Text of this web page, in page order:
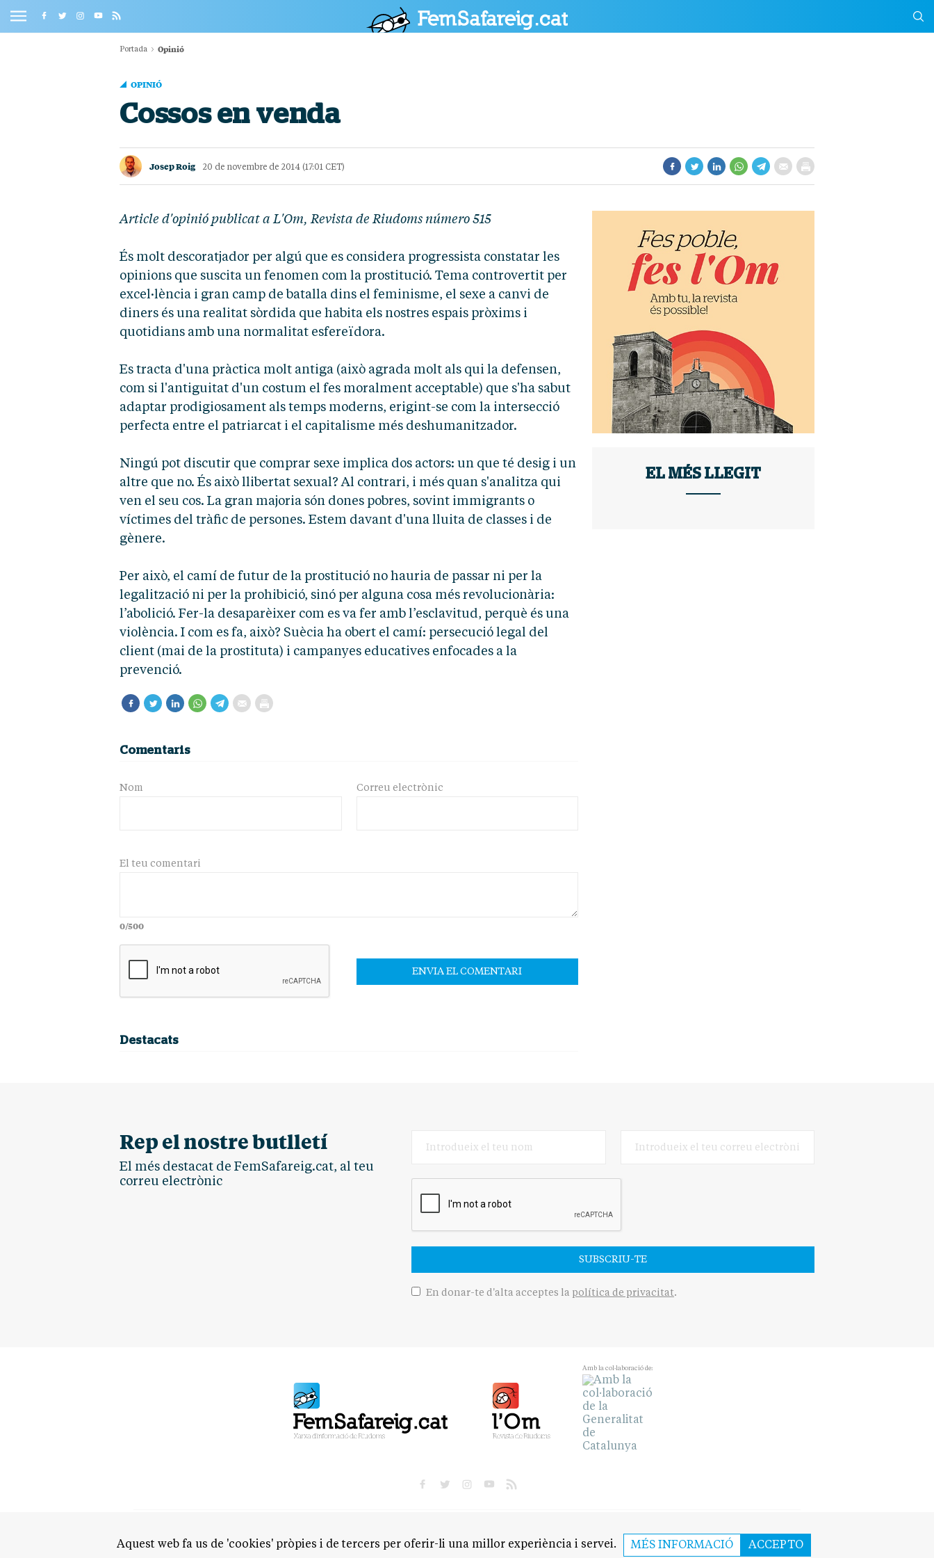
Portada Opinió
OPINIÓ
Cossos en venda
Josep Roig 20 de novembre de 2014 (17:01 CET)
Article d'opinió publicat a L'Om, Revista de Riudoms número 515
És molt descoratjador per algú que es considera progressista constatar les
opinions que suscita un fenomen com la prostitució. Tema controvertit per
excel·lència i gran camp de batalla dins el feminisme, el sexe a canvi de
diners és una realitat sòrdida que habita els nostres espais pròxims i
quotidians amb una normalitat esfereïdora.
Es tracta d'una pràctica molt antiga (això agrada molt als qui la defensen,
com si l'antiguitat d'un costum el fes moralment acceptable) que s'ha sabut
adaptar prodigiosament als temps moderns, erigint-se com la intersecció
perfecta entre el patriarcat i el capitalisme més deshumanitzador.
Ningú pot discutir que comprar sexe implica dos actors: un que té desig i un
altre que no. És això llibertat sexual? Al contrari, i més quan s'analitza qui
ven el seu cos. La gran majoria són dones pobres, sovint immigrants o
víctimes del tràfic de persones. Estem davant d'una lluita de classes i de
gènere.
Per això, el camí de futur de la prostitució no hauria de passar ni per la
legalització ni per la prohibició, sinó per alguna cosa més revolucionària:
l’abolició. Fer-la desaparèixer com es va fer amb l’esclavitud, perquè és una
violència. I com es fa, això? Suècia ha obert el camí: persecució legal del
client (mai de la prostituta) i campanyes educatives enfocades a la
prevenció.
Comentaris
Nom Correu electrònic
El teu comentari
0/500
Destacats
EL MÉS LLEGIT
Rep el nostre butlletí
El més destacat de FemSafareig.cat, al teu
correu electrònic
SUBSCRIU-TE
En donar-te d'alta acceptes la política de privacitat.
Amb la col·laboració de:
QUI SOM POLÍTICA DE PRIVACITAT
Aquest web fa us de 'cookies' pròpies i de tercers per oferir-li una millor experiència i servei. MÉS INFORMACIÓ ACCEPTO